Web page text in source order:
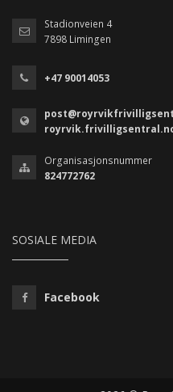
Stadionveien 4
7898 Limingen
+47 90014053
Organisasjonsnummer
824772762
SOSIALE MEDIA
Facebook